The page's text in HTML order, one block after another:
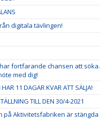
digitala tävlingen!
fortfarande chansen att söka.
med dig!
11 DAGAR KVAR ATT SÄLJA!
TILL DEN 30/4-2021
på Aktivitetsfabriken är stängda